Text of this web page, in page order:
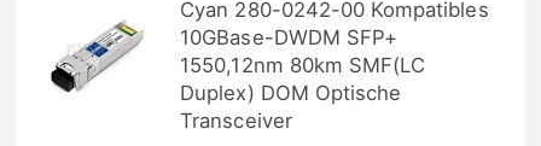
Cyan 280-0242-00 Kompatibles
10GBase-DWDM SFP+
1550,12nm 80km SMF(LC
Duplex) DOM Optische
Transceiver